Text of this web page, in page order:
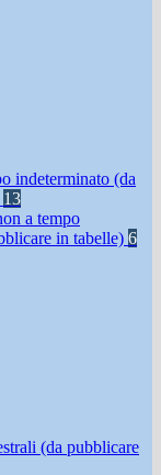
indeterminato (da
13
a tempo
in tabelle) 6
(da pubblicare